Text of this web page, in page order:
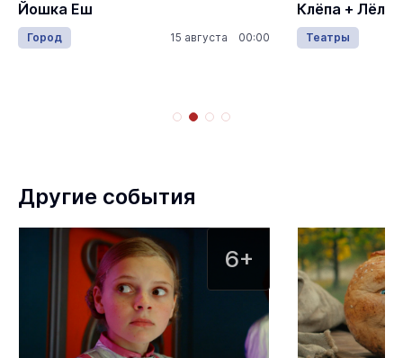
Йошка Еш
Город 15 августа 00:00
Клёпа + Лёля
Театры
Другие события
6+